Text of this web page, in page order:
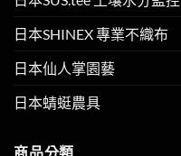
日本SHINEX 專業不織布
日本仙人掌園藝
日本蜻蜓農具
商品分類